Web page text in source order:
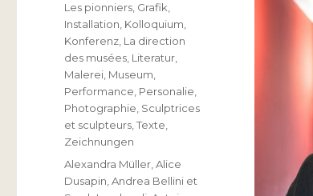
Les pionniers Grafik
Installation Kolloquium
Konferenz La direction
des musées Literatur
Malerei Museum
Performance Personalie
Photographie Sculptrices
et sculpteurs ,Texte
Zeichnungen
Schlagwörter
Alexandra Müller ,Alice
Dusapin ,Andrea Bellini et